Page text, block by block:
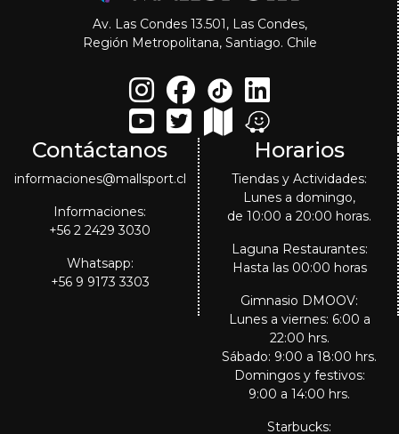
Av. Las Condes 13.501, Las Condes,
Región Metropolitana, Santiago. Chile
Contáctanos
informaciones@mallsport.cl
Informaciones:
+56 2 2429 3030
Whatsapp:
+56 9 9173 3303
Horarios
Tiendas y Actividades:
Lunes a domingo,
de 10:00 a 20:00 horas.
Laguna Restaurantes:
Hasta las 00:00 horas
Gimnasio DMOOV:
Lunes a viernes: 6:00 a
22:00 hrs.
Sábado: 9:00 a 18:00 hrs.
Domingos y festivos:
9:00 a 14:00 hrs.
Starbucks: